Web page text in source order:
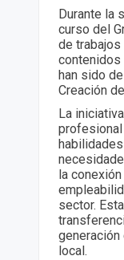
Durante la
curso del
de
contenidos
han sido
Creación
La
la
sector.
local.